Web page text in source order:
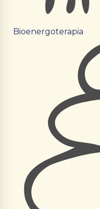
Bioenergoterapia